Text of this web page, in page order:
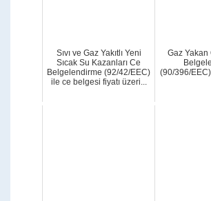
Sıvı ve Gaz Yakıtlı Yeni
Sıcak Su Kazanları Ce
Belgelendirme (92/42/EEC)
ile ce belgesi fiyatı üzeri...
Gaz Yakan
(90/396/